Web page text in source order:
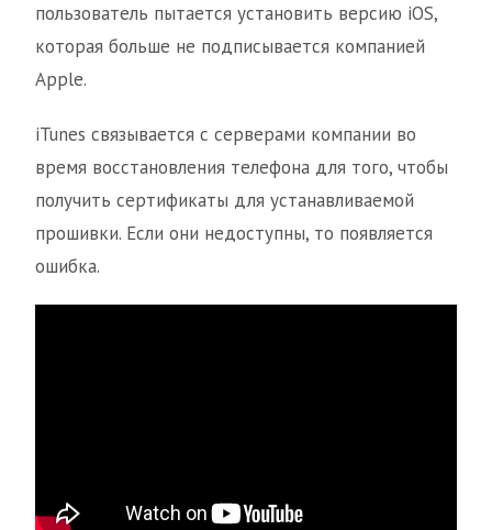
пользователь пытается установить версию iOS,
которая больше не подписывается компанией
Apple.
iTunes связывается с серверами компании во
время восстановления телефона для того, чтобы
получить сертификаты для устанавливаемой
прошивки. Если они недоступны, то появляется
ошибка.